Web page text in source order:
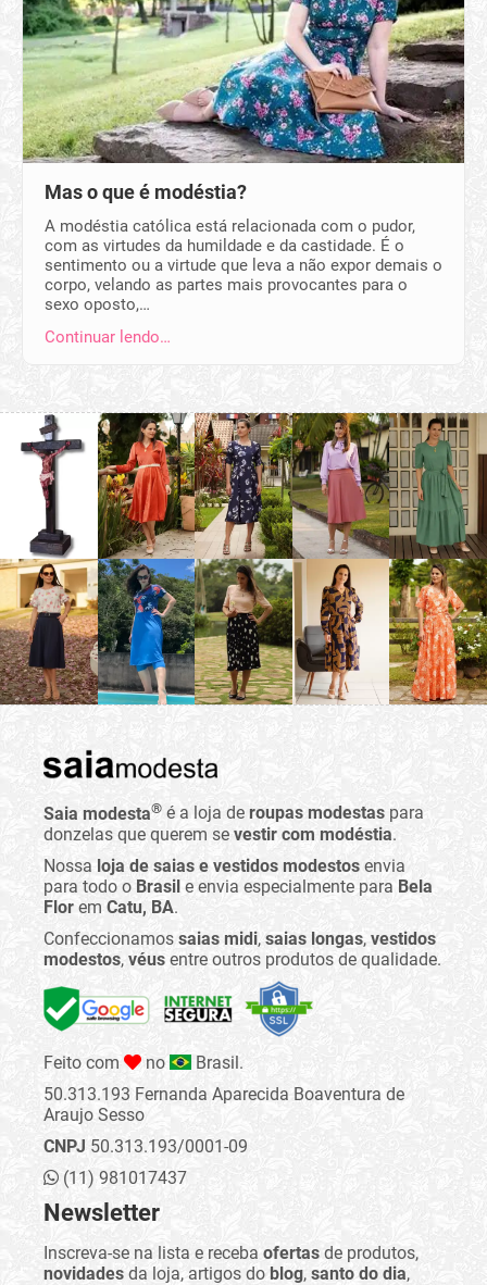
Mas o que é modéstia?
A modéstia católica está relacionada com o pudor,
com as virtudes da humildade e da castidade. É o
sentimento ou a virtude que leva a não expor demais o
corpo, velando as partes mais provocantes para o
sexo oposto,…
Continuar lendo…
Saia modesta® é a loja de roupas modestas para
donzelas que querem se vestir com modéstia.
Nossa loja de saias e vestidos modestos envia
para todo o Brasil e envia especialmente para Bela
Flor em Catu, BA.
Confeccionamos saias midi, saias longas, vestidos
modestos, véus entre outros produtos de qualidade.
Feito com no
Brasil.
50.313.193 Fernanda Aparecida Boaventura de
Araujo Sesso
CNPJ 50.313.193/0001-09
(11) 981017437
Newsletter
Inscreva-se na lista e receba ofertas de produtos,
novidades da loja, artigos do blog, santo do dia,